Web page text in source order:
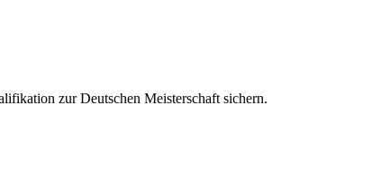
zur Deutschen Meisterschaft sichern.